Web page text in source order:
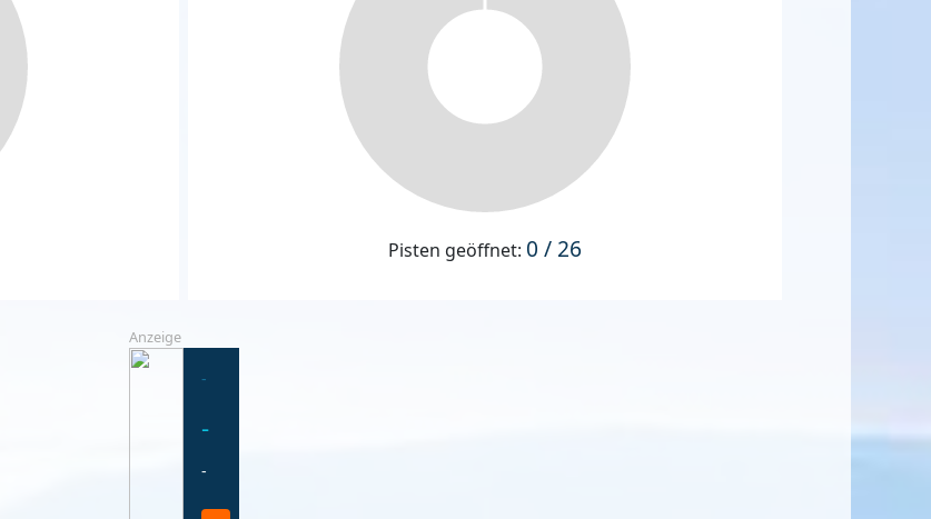
Pisten geöffnet: 0 / 26
Anzeige
-
-
-